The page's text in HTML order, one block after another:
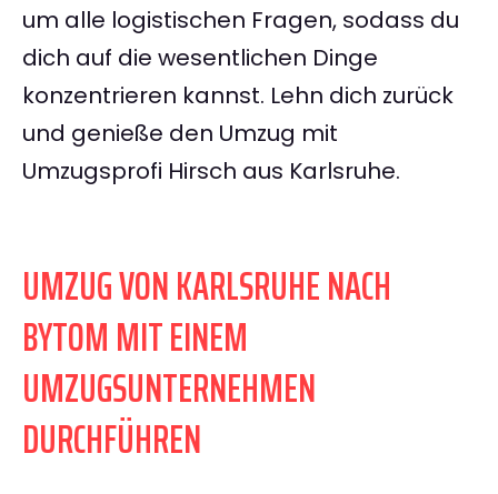
um alle logistischen Fragen, sodass du
dich auf die wesentlichen Dinge
konzentrieren kannst. Lehn dich zurück
und genieße den Umzug mit
Umzugsprofi Hirsch aus Karlsruhe.
UMZUG VON KARLSRUHE NACH
BYTOM MIT EINEM
UMZUGSUNTERNEHMEN
DURCHFÜHREN